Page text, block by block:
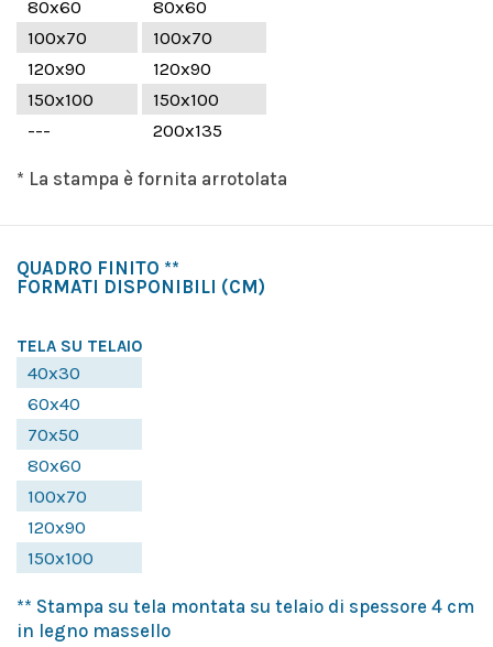
80x60
80x60
100x70
100x70
120x90
120x90
150x100
150x100
---
200x135
* La stampa è fornita arrotolata
QUADRO FINITO **
FORMATI DISPONIBILI (CM)
TELA SU TELAIO
40x30
60x40
70x50
80x60
100x70
120x90
150x100
** Stampa su tela montata su telaio di spessore 4 cm
in legno massello